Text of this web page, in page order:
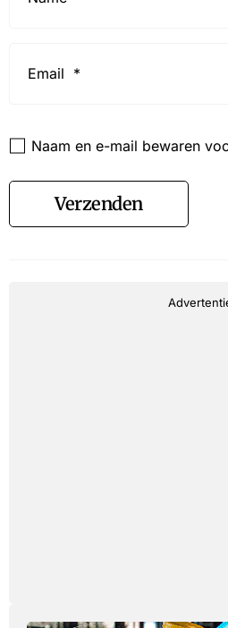
Naam en e-mail bewaren
Verzenden